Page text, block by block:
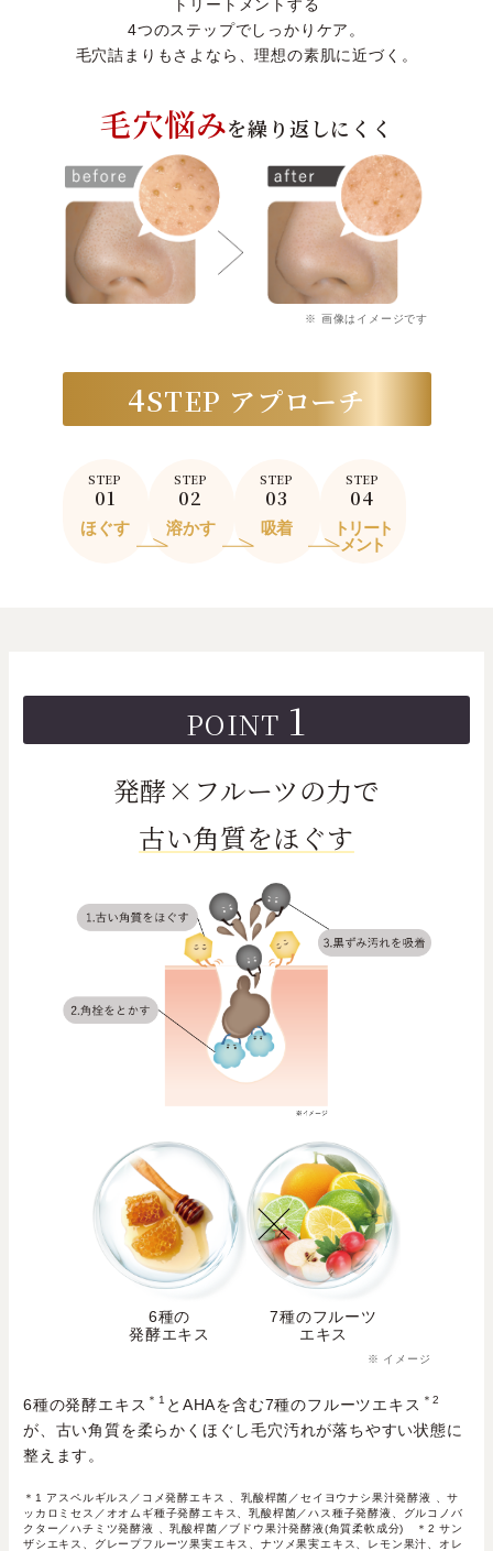
トリートメントする
4つのステップでしっかりケア。
毛穴詰まりもさよなら、理想の素肌に近づく。
毛穴悩みを繰り返しにくく
※ 画像はイメージです
4STEP アプローチ
STEP
01
ほぐす
STEP
02
溶かす
STEP
03
吸着
STEP
04
トリート
メント
POINT 1
発酵×フルーツの力で
古い角質をほぐす
6種の
発酵エキス
7種のフルーツ
エキス
※ イメージ
6種の発酵エキス ＊1 とAHAを含む7種のフルーツエキス ＊2
が、古い角質を柔らかくほぐし毛穴汚れが落ちやすい状態に
整えます。
＊1 アスペルギルス／コメ発酵エキス 、乳酸桿菌／セイヨウナシ果汁発酵液 、サ
ッカロミセス／オオムギ種子発酵エキス、乳酸桿菌／ハス種子発酵液、グルコノバ
クター／ハチミツ発酵液 、乳酸桿菌／ブドウ果汁発酵液(角質柔軟成分) ＊2 サン
ザシエキス、グレープフルーツ果実エキス、ナツメ果実エキス、レモン果汁、オレ